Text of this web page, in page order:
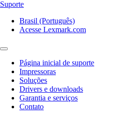
Suporte
Brasil (Português)
Acesse Lexmark.com
Página inicial de suporte
Impressoras
Soluções
Drivers e downloads
Garantia e serviços
Contato